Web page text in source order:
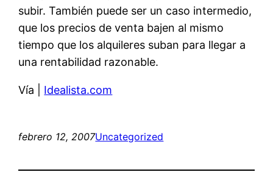
subir. También puede ser un caso intermedio,
que los precios de venta bajen al mismo
tiempo que los alquileres suban para llegar a
una rentabilidad razonable.
Vía | Idealista.com
febrero 12, 2007Uncategorized